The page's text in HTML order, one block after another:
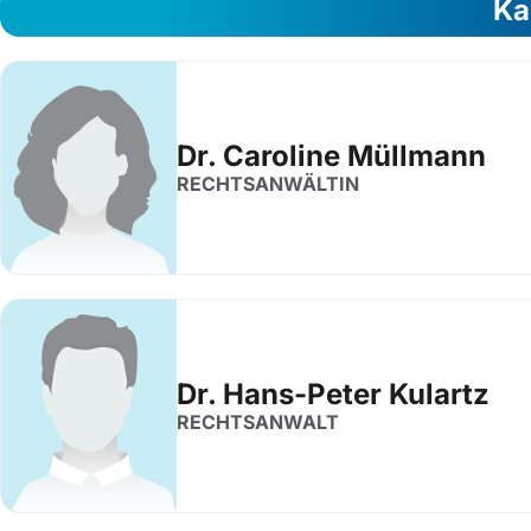
Dr. Caroline Müllmann
RECHTSANWÄLTIN
Dr. Hans-Peter Kulartz
RECHTSANWALT